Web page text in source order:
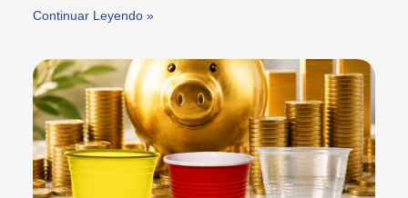
Continuar Leyendo »